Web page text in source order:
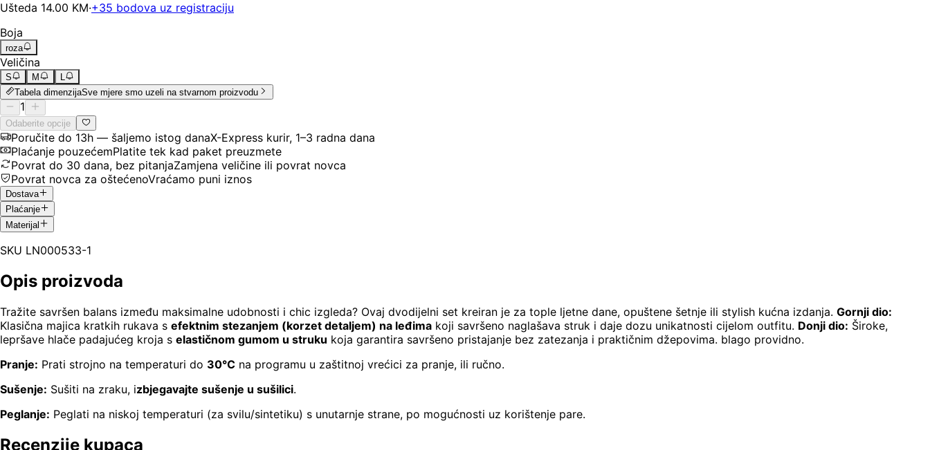
Ušteda 14.00 KM·+35 bodova uz registraciju
Boja
roza
Veličina
S M
Tabela dimenzijaSve mjere smo uzeli na stvarnom proizvodu
1
Odaberite opcije
Poručite do 13h — šaljemo istog danaX-Express kurir, 1–3 radna dana
Plaćanje pouzećemPlatite tek kad paket preuzmete
Povrat do 30 dana, bez pitanjaZamjena veličine ili povrat novca
Povrat novca za oštećenoVraćamo puni iznos
Dostava
Plaćanje
Materijal
SKU LN000533-1
Opis proizvoda
Tražite savršen balans između maksimalne udobnosti i chic izgleda? Ovaj dvodijelni set kreiran je za tople ljetne dane, opuštene šetnje ili stylish kućna izdanja. Gornji dio:
Klasična majica kratkih rukava s efektnim stezanjem (korzet detaljem) na leđima koji savršeno naglašava struk i daje dozu unikatnosti cijelom outfitu. Donji dio: Široke,
lepršave hlače padajućeg kroja s elastičnom gumom u struku koja garantira savršeno pristajanje bez zatezanja i praktičnim džepovima. blago providno.
Pranje: Prati strojno na temperaturi do 30°C na programu u zaštitnoj vrećici za pranje, ili ručno.
Sušenje: Sušiti na zraku, izbjegavajte sušenje u sušilici.
Peglanje: Peglati na niskoj temperaturi (za svilu/sintetiku) s unutarnje strane, po mogućnosti uz korištenje pare.
Recenzije kupaca